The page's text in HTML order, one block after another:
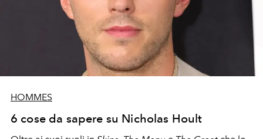
HOMMES
6 cose da sapere su Nicholas Hoult